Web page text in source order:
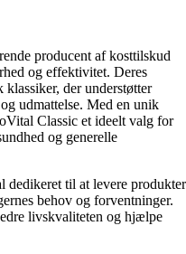
producent af kosttilskud
og effektivitet. Deres
der understøtter
udmattelse. Med en unik
Classic et ideelt valg for
og generelle
dedikeret til at levere produkter
behov og forventninger.
livskvaliteten og hjælpe